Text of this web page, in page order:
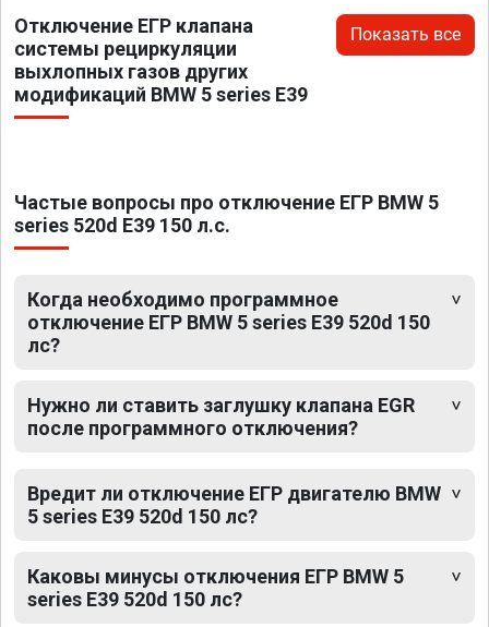
Отключение ЕГР клапана
системы рециркуляции
выхлопных газов других
модификаций BMW 5 series E39
Показать все
Частые вопросы про отключение ЕГР BMW 5
series 520d E39 150 л.с.
Когда необходимо программное
отключение ЕГР BMW 5 series E39 520d 150
лс?
Нужно ли ставить заглушку клапана EGR
после программного отключения?
Вредит ли отключение ЕГР двигателю BMW
5 series E39 520d 150 лс?
Каковы минусы отключения ЕГР BMW 5
series E39 520d 150 лс?